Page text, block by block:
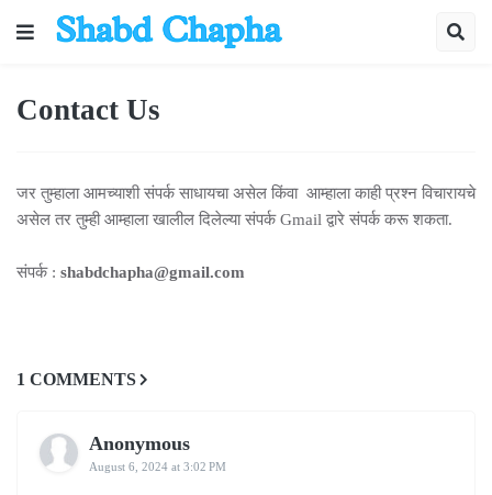
Contact Us
जर तुम्हाला आमच्याशी संपर्क साधायचा असेल किंवा आम्हाला काही प्रश्न विचारायचे
असेल तर तुम्ही आम्हाला खालील दिलेल्या संपर्क Gmail द्वारे संपर्क करू शकता.
संपर्क : shabdchapha@gmail.com
1 COMMENTS
Anonymous
August 6, 2024 at 3:02 PM